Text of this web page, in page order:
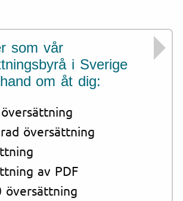
som vår
i Sverige
om åt dig:
översättning
av PDF
översättning